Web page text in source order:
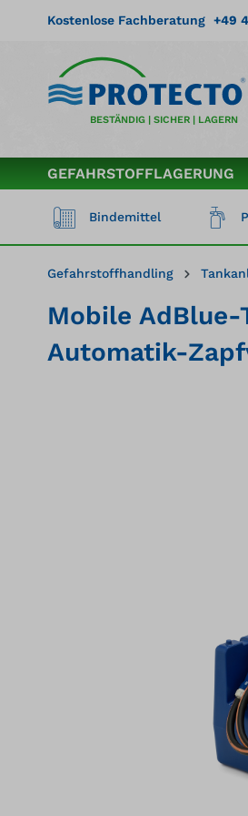
Zur Hauptnavigation
Kostenlose Fachberatung +49
BESTÄNDIG | SICHER | LAGERN
GEFAHRSTOFFLAGERUNG
Bindemittel
Gefahrstoffhandling
Mobile AdBlue-
Automatik-